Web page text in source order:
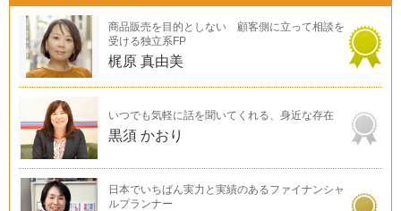
商品販売を目的としない 顧客側に立って相談を
受ける独立系FP
梶原 真由美
いつでも気軽に話を聞いてくれる、身近な存在
黒須 かおり
日本でいちばん実力と実績のあるファイナンシャ
ルプランナー